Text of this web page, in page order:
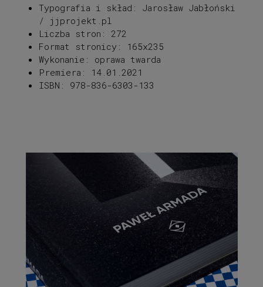
Typografia i skład: Jarosław Jabłoński
/ jjprojekt.pl
Liczba stron: 272
Format stronicy: 165x235
Wykonanie: oprawa twarda
Premiera: 14.01.2021
ISBN: 978-836-6303-133